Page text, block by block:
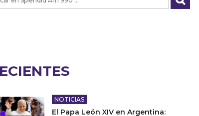
NOTICIAS
El Papa León XIV en Argentina: